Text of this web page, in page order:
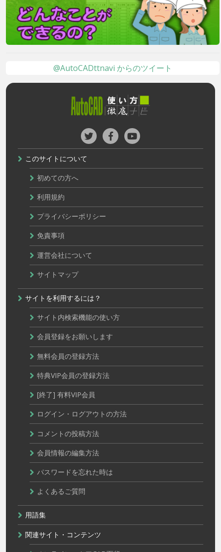
@AutoCADttnavi からのツイート
このサイトについて
初めての方へ
利用規約
プライバシーポリシー
免責事項
運営会社について
サイトマップ
サイトを利用するには？
サイト内検索機能の使い方
会員登録をお願いします
無料会員の登録方法
特典VIP会員の登録方法
[終了] 有料VIP会員
ログイン・ログアウトの方法
コメントの投稿方法
会員情報の編集方法
パスワードを忘れた時は
よくあるご質問
用語集
関連サイト・コンテンツ